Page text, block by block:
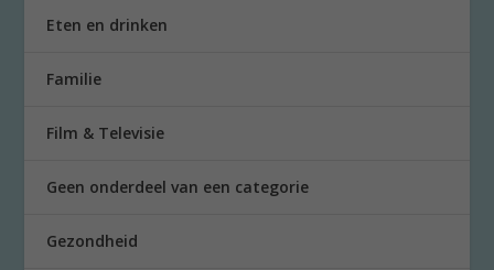
Eten en drinken
Familie
Film & Televisie
Geen onderdeel van een categorie
Gezondheid